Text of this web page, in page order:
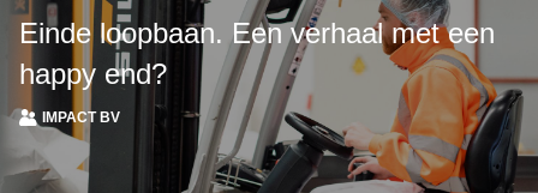
CONTACT
Einde loopbaan. Een verhaal met een
happy end?
IMPACT BV